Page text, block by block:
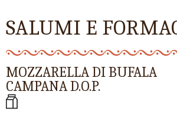
SALUMI E
MOZZARELLA DI BUFALA
CAMPANA D.O.P.